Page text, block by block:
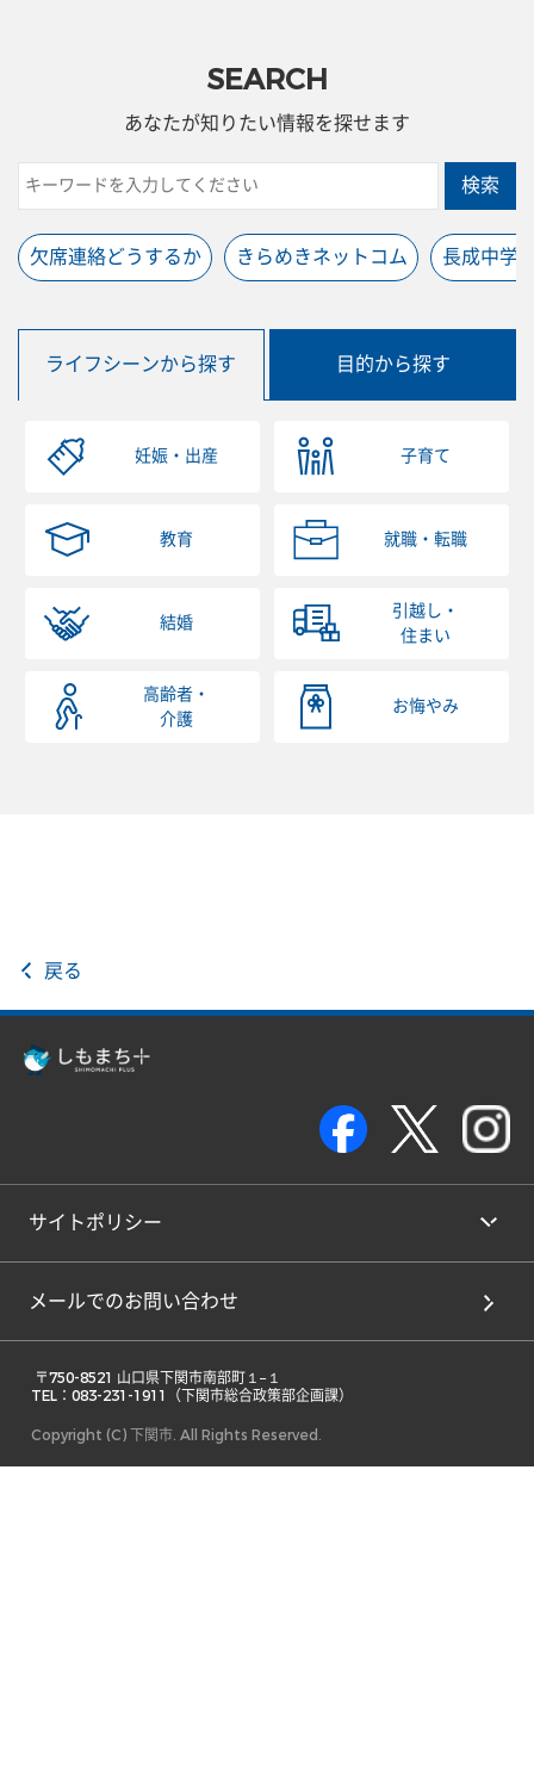
SEARCH
あなたが知りたい情報を探せます
検索
欠席連絡どうするか きらめきネットコム 長成中学
ライフシーンから探す 目的から探す
妊娠・出産 子育て
教育 就職・転職
結婚
引越し・
住まい
高齢者・
介護
お悔やみ
戻る
サイトポリシー
メールでのお問い合わせ
TEL：083-231-1911（下関市総合政策部企画課）
Copyright (C) 下関市. All Rights Reserved.